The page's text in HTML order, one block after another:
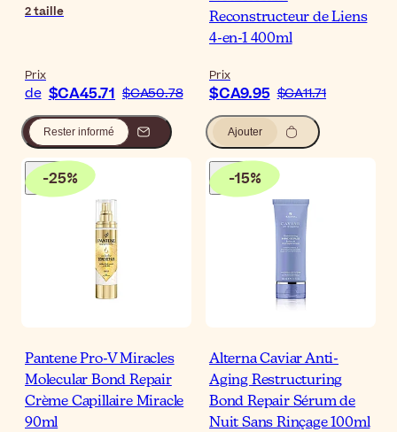
2taille
Prix
de $CA45.71 $CA50.78
Rester informé
Reconstructeur de Liens
4-en-1 400ml
Prix
$CA9.95 $CA11.71
Ajouter
-25%
Pantene Pro-V Miracles
Molecular Bond Repair
Crème Capillaire Miracle
90ml
-15%
Alterna Caviar Anti-
Aging Restructuring
Bond Repair Sérum de
Nuit Sans Rinçage 100ml